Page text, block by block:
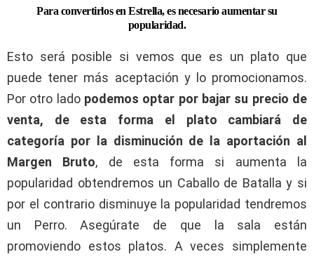
Para convertirlos en Estrella, es necesario aumentar su
popularidad.
Esto será posible si vemos que es un plato que
puede tener más aceptación y lo promocionamos.
Por otro ladopodemos optar por bajar su precio de
venta, de esta forma el plato cambiará de
categoría por la disminución de la aportación al
Margen Bruto, de esta forma si aumenta la
popularidad obtendremos un Caballo de Batalla y si
por el contrario disminuye la popularidad tendremos
un Perro. Asegúrate de que la sala están
promoviendo estos platos. A veces simplemente